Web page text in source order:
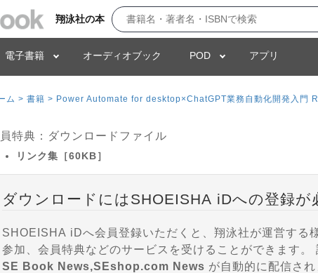
翔泳社の本
電子書籍 オーディオブック POD アプリ
ム > 書籍 > Power Automate for desktop×ChatGPT業務自動化開発入門
特典：ダウンロードファイル
リンク集［60KB］
ダウンロードにはSHOEISHA iDへの登録が
SHOEISHA iDへ会員登録いただくと、翔泳社が運営する
参
SE Book News,SEshop.com News が自動的に配信さ